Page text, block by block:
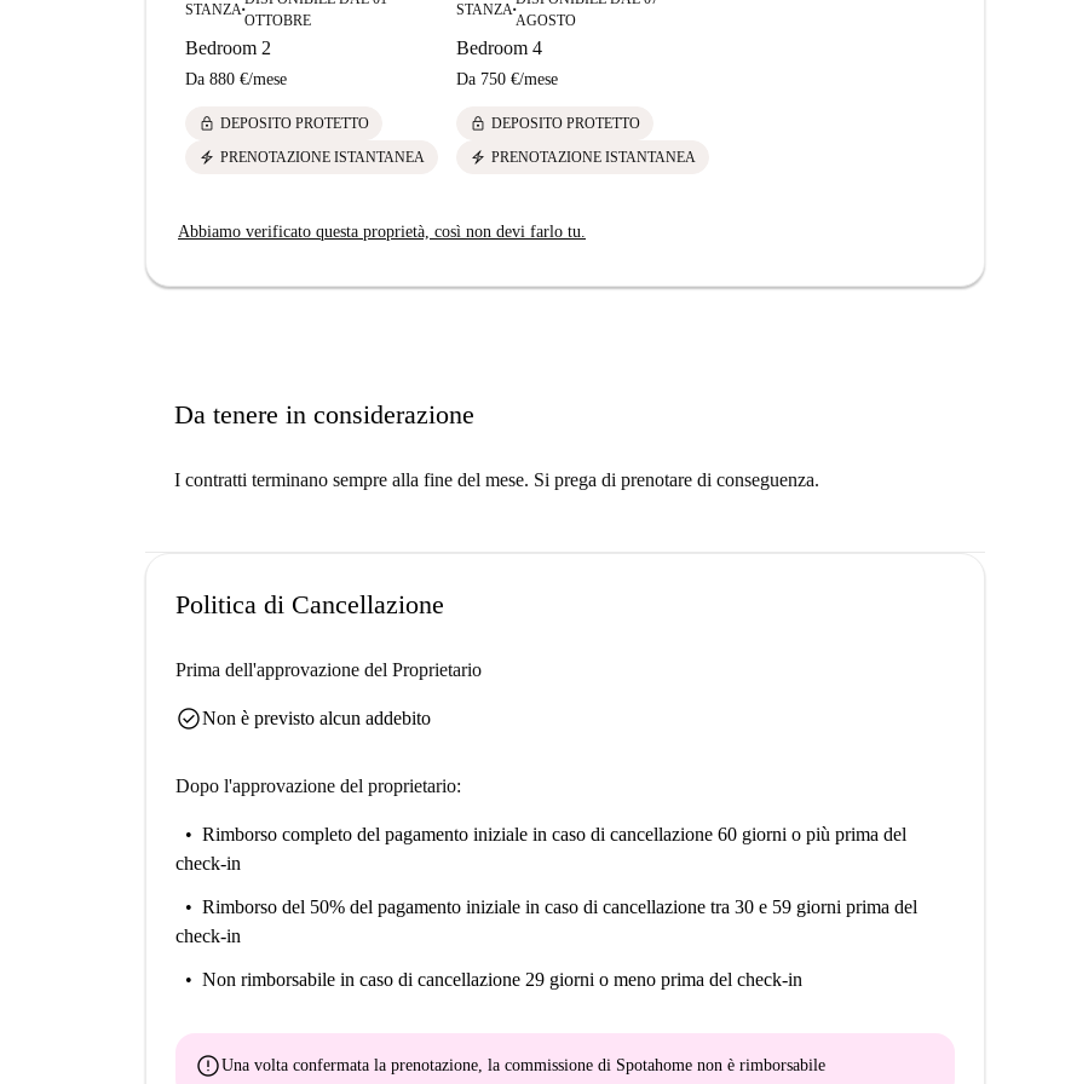
STANZA ■
OTTOBRE
Bedroom 2
Da 880 €/mese
lock DEPOSITO PROTETTO
electric_bolt PRENOTAZIONE ISTANTANEA
STANZA ■
AGOSTO
Bedroom 4
Da 750 €/mese
lock DEPOSITO PROTETTO
electric_bolt PRENOTAZIONE ISTANTANEA
Abbiamo verificato questa proprietà, così non devi farlo tu.
Da tenere in considerazione
I contratti terminano sempre alla fine del mese. Si prega di prenotare di conseguenza.
Politica di Cancellazione
Prima dell'approvazione del Proprietario
check_circleNon è previsto alcun addebito
Dopo l'approvazione del proprietario:
Rimborso completo del pagamento iniziale in caso di cancellazione 60 giorni o più prima del
check-in
Rimborso del 50% del pagamento iniziale in caso di cancellazione tra 30 e 59 giorni prima del
check-in
Non rimborsabile in caso di cancellazione 29 giorni o meno prima del check-in
errorUna volta confermata la prenotazione, la commissione di Spotahome non è rimborsabile